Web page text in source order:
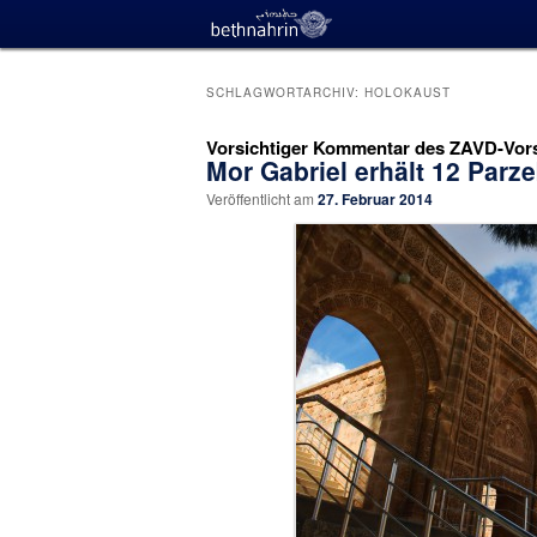
SCHLAGWORTARCHIV: HOLOKAUST
Vorsichtiger Kommentar des ZAVD-
Mor Gabriel erhält 12
Veröffentlicht am 27. Februar 2014